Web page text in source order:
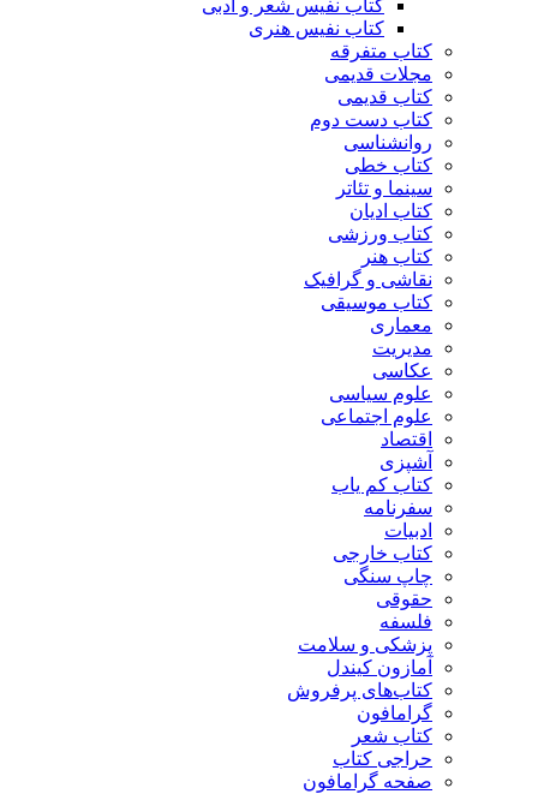
کتاب نفیس شعر و ادبی
کتاب نفیس هنری
کتاب متفرقه
مجلات قدیمی
کتاب قدیمی
کتاب دست دوم
روانشناسی
کتاب خطی
سینما و تئاتر
کتاب ادیان
کتاب ورزشی
کتاب هنر
نقاشی و گرافیک
کتاب موسیقی
معماری
مدیریت
عکاسی
علوم سیاسی
علوم اجتماعی
اقتصاد
آشپزی
کتاب کم یاب
سفرنامه
ادبیات
کتاب خارجی
چاپ سنگی
حقوقی
فلسفه
پزشکی و سلامت
آمازون کیندل
کتاب‌های پرفروش
گرامافون
کتاب شعر
حراجی کتاب
صفحه گرامافون